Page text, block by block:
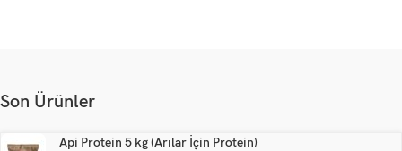
Son Ürünler
Api Protein 5 kg (Arılar İçin Protein)